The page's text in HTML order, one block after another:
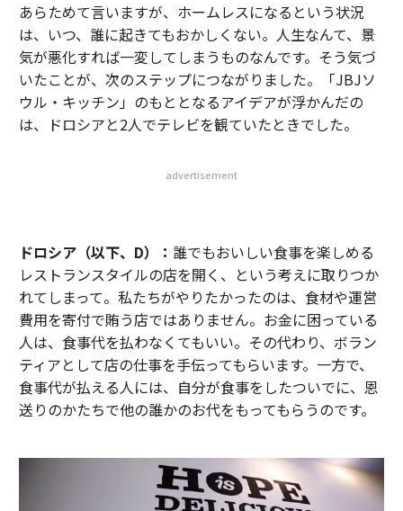
あらためて言いますが、ホームレスになるという状況
は、いつ、誰に起きてもおかしくない。人生なんて、景
気が悪化すれば一変してしまうものなんです。そう気づ
いたことが、次のステップにつながりました。「JBJソ
ウル・キッチン」のもととなるアイデアが浮かんだの
は、ドロシアと2人でテレビを観ていたときでした。
advertisement
ドロシア（以下、D）： 誰でもおいしい食事を楽しめる
レストランスタイルの店を開く、という考えに取りつか
れてしまって。私たちがやりたかったのは、食材や運営
費用を寄付で賄う店ではありません。お金に困っている
人は、食事代を払わなくてもいい。その代わり、ボラン
ティアとして店の仕事を手伝ってもらいます。一方で、
食事代が払える人には、自分が食事をしたついでに、恩
送りのかたちで他の誰かのお代をもってもらうのです。